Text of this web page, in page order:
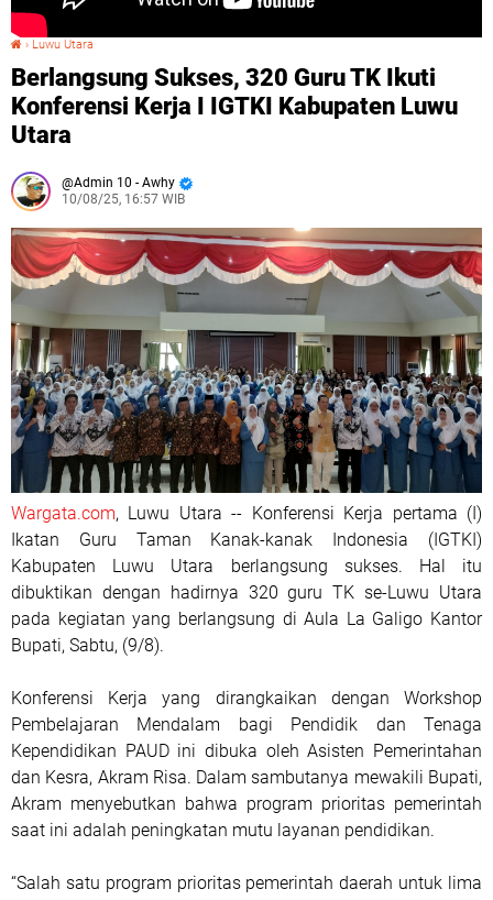
› Luwu Utara
Berlangsung Sukses, 320 Guru TK Ikuti
Konferensi Kerja I IGTKI Kabupaten Luwu
Utara
Admin 10 - Awhy
10/08/25, 16:57 WIB
Wargata.com, Luwu Utara -- Konferensi Kerja pertama (I)
Ikatan Guru Taman Kanak-kanak Indonesia (IGTKI)
Kabupaten Luwu Utara berlangsung sukses. Hal itu
dibuktikan dengan hadirnya 320 guru TK se-Luwu Utara
pada kegiatan yang berlangsung di Aula La Galigo Kantor
Bupati, Sabtu, (9/8).
Konferensi Kerja yang dirangkaikan dengan Workshop
Pembelajaran Mendalam bagi Pendidik dan Tenaga
Kependidikan PAUD ini dibuka oleh Asisten Pemerintahan
dan Kesra, Akram Risa. Dalam sambutanya mewakili Bupati,
Akram menyebutkan bahwa program prioritas pemerintah
saat ini adalah peningkatan mutu layanan pendidikan.
“Salah satu program prioritas pemerintah daerah untuk lima